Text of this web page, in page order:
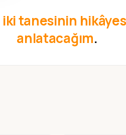
iki tanesinin
anlatacağım.